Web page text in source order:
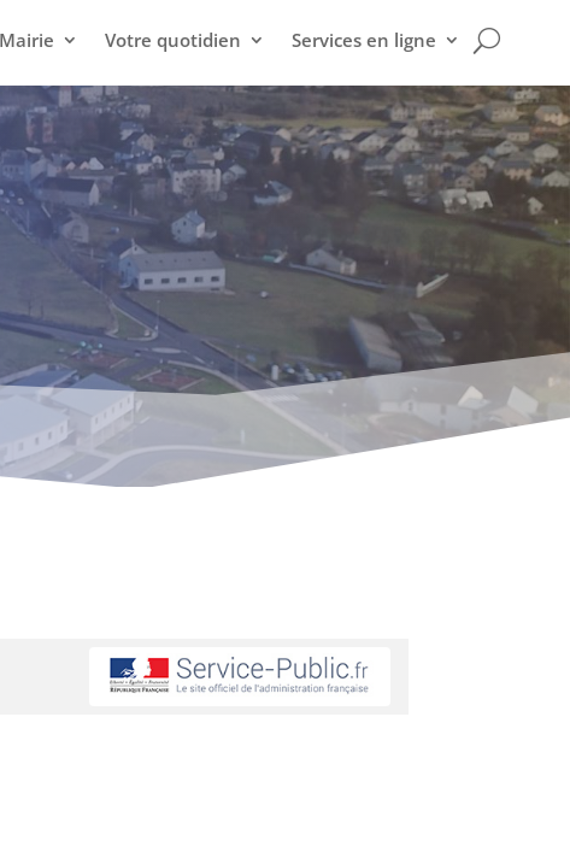
Votre quotidien Services en ligne